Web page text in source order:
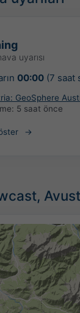
uyarısı
00:00(7 saat
GeoSphere
5 saat önce